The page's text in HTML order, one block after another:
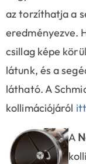
az torzíthatja a
eredményezve.
csillag képe
látunk, és a
látható. A
kollimációjáról
A